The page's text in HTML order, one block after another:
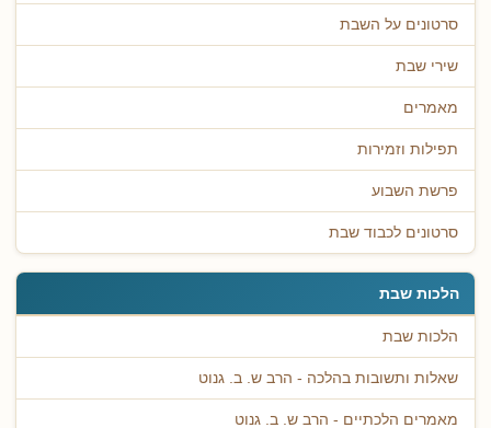
סרטונים על השבת
שירי שבת
מאמרים
תפילות וזמירות
פרשת השבוע
סרטונים לכבוד שבת
הלכות שבת
הלכות שבת
שאלות ותשובות בהלכה - הרב ש. ב. גנוט
מאמרים הלכתיים - הרב ש. ב. גנוט